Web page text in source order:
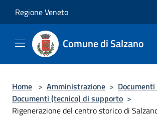
Regione Veneto
Comune di Salzano
Home > Amministrazione >
Documenti (tecnico) di supporto >
Rigenerazione del centro storico di